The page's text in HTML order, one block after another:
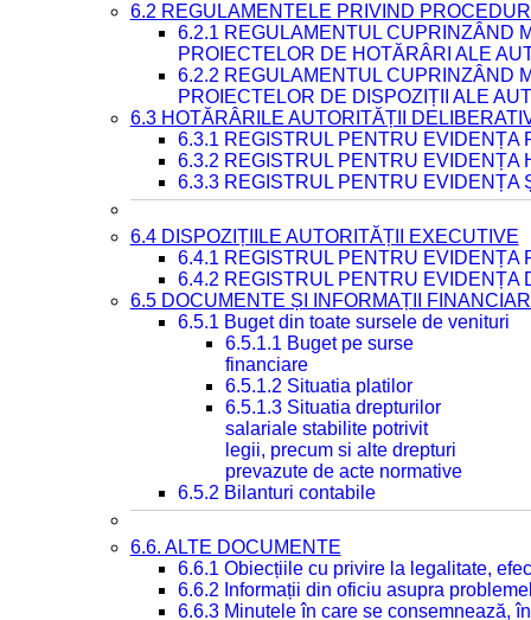
6.2 REGULAMENTELE PRIVIND
6.2.1 REGULAMENTUL CUPRINZÂND
PROIECTELOR DE HOTĂRÂRI ALE
6.2.2 REGULAMENTUL CUPRINZÂND
PROIECTELOR DE DISPOZIȚII ALE
6.3 HOTĂRÂRILE AUTORITĂȚII
6.3.1 REGISTRUL PENTRU EVIDENȚA
6.3.2 REGISTRUL PENTRU EVIDENȚA
6.3.3 REGISTRUL PENTRU EVIDENȚA
6.4 DISPOZIȚIILE AUTORITĂȚII EXECUTIVE
6.4.1 REGISTRUL PENTRU EVIDENȚA
6.4.2 REGISTRUL PENTRU EVIDENȚA
6.5 DOCUMENTE ȘI INFORMAȚII
6.5.1 Buget din toate sursele de venituri
6.5.1.1 Buget pe surse
financiare
6.5.1.2 Situatia platilor
6.5.1.3 Situatia drepturilor
salariale stabilite potrivit
legii, precum si alte drepturi
prevazute de acte normative
6.5.2 Bilanturi contabile
6.6. ALTE DOCUMENTE
6.6.1 Obiecțiile cu privire la legalitate,
6.6.2 Informații din oficiu asupra
6.6.3 Minutele în care se consemnează,